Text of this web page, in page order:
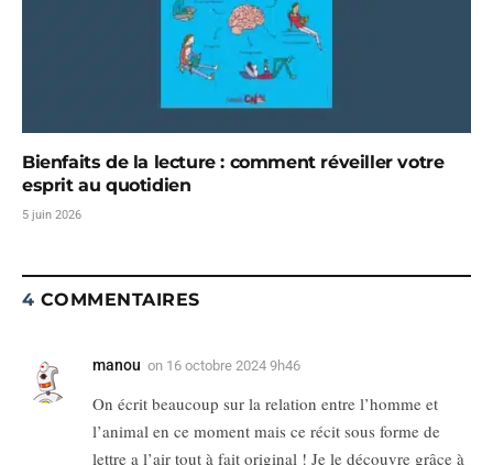
Bienfaits de la lecture : comment réveiller votre
esprit au quotidien
5 juin 2026
4 COMMENTAIRES
manou on 16 octobre 2024 9h46
On écrit beaucoup sur la relation entre l’homme et
l’animal en ce moment mais ce récit sous forme de
lettre a l’air tout à fait original ! Je le découvre grâce à